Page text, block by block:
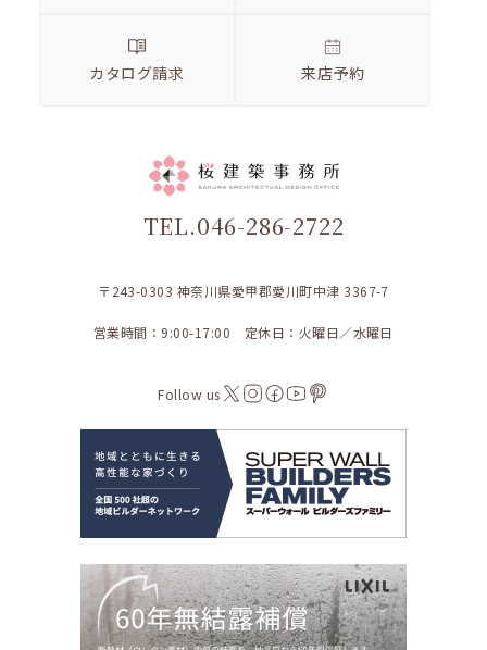
カタログ請求 来店予約
TEL.046-286-2722
〒243-0303 神奈川県愛甲郡愛川町中津 3367-7
営業時間：9:00-17:00 定休日：火曜日／水曜日
Follow us